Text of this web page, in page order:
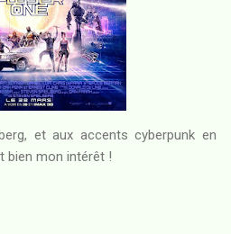
et aux accents cyberpunk en
bien mon intérêt !